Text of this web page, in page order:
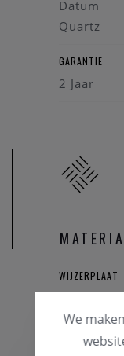
Datum
Quartz
GARANTIE
2 Jaar
WIJZERPLAAT
HORLOGEKAST
We